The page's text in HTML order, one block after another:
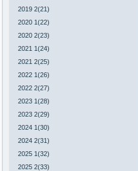
2019 2(21)
2020 1(22)
2020 2(23)
2021 1(24)
2021 2(25)
2022 1(26)
2022 2(27)
2023 1(28)
2023 2(29)
2024 1(30)
2024 2(31)
2025 1(32)
2025 2(33)